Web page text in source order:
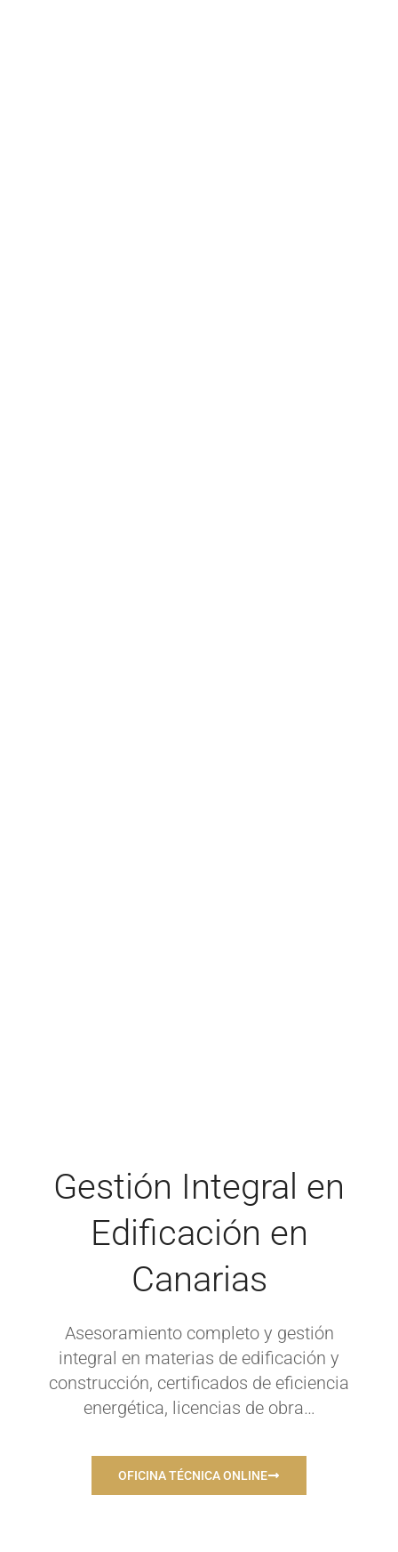
Gestión Integral en
Edificación en
Canarias
Asesoramiento completo y gestión
integral en materias de edificación y
construcción, certificados de eficiencia
energética, licencias de obra…
OFICINA TÉCNICA ONLINE